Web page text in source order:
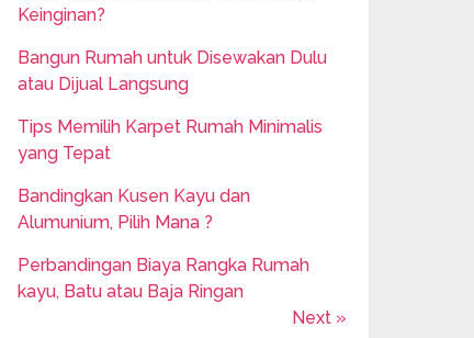
Keinginan?
Bangun Rumah untuk Disewakan Dulu
atau Dijual Langsung
Tips Memilih Karpet Rumah Minimalis
yang Tepat
Bandingkan Kusen Kayu dan
Alumunium, Pilih Mana ?
Perbandingan Biaya Rangka Rumah
kayu, Batu atau Baja Ringan
Next »